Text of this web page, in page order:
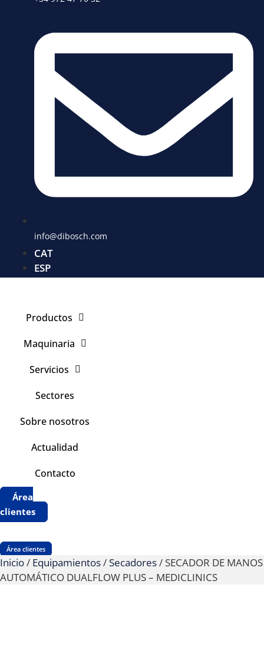
info@dibosch.com
CAT
ESP
Productos
Maquinaria
Servicios
Sectores
Sobre nosotros
Actualidad
Contacto
Área
clientes
Área clientes
Inicio/ Equipamientos/Secadores/ SECADOR DE MANOS
AUTOMÁTICO DUALFLOW PLUS – MEDICLINICS